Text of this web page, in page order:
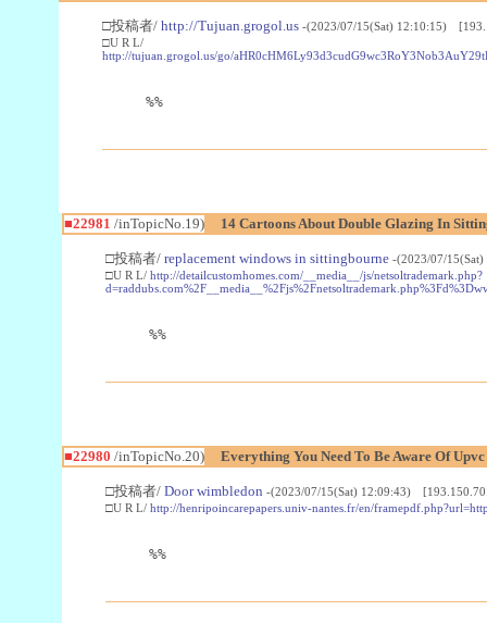
□投稿者/ http://Tujuan.grogol.us -(2023/07/15(Sat) 12:10:15)
□U R L/
http://tujuan.grogol.us/go/
%%
■22981 /inTopicNo.19) 14 Cartoons About Double Glazing In
□投稿者/ replacement windows in sittingbourne -(2023/07/
□U R L/ http://detailcustomhomes.com/__media__/js/netsoltrademark.php?
%%
■22980 /inTopicNo.20) Everything You Need To Be Aware Of
□投稿者/ Door wimbledon -(2023/07/15(Sat) 12:09:43)
□U R L/ http://henripoincarepapers.univ-nantes.fr/en/
%%